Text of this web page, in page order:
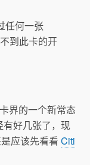
任何一张
到此卡的开
界的一个新常态
有好几张了，现
应该先看看 Citi